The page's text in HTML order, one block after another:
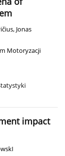
, Jonas
Motoryzacji
impact